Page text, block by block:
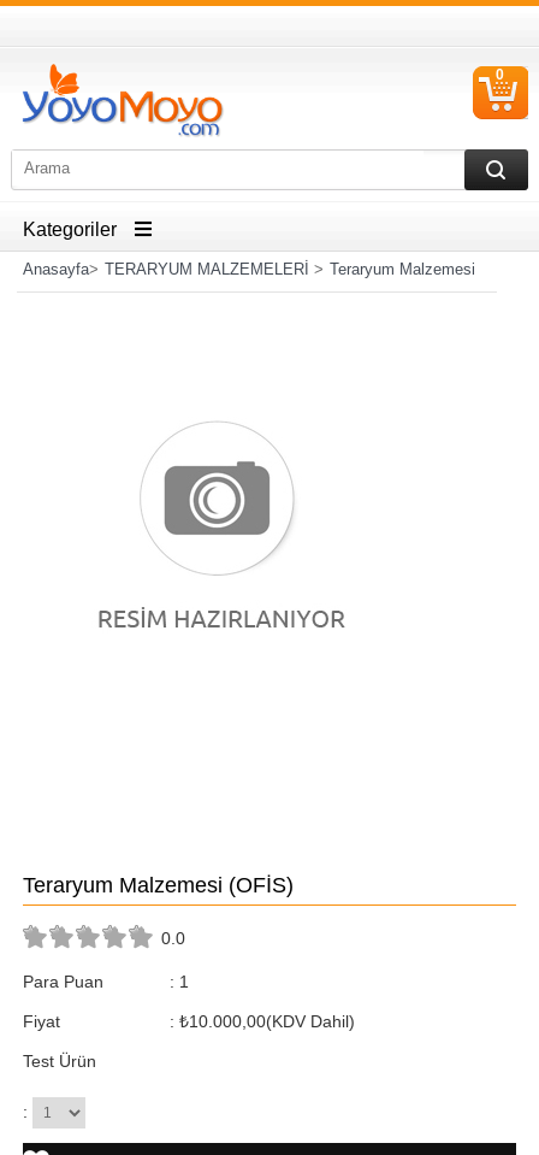
0
Kategoriler
Anasayfa> TERARYUM MALZEMELERİ > Teraryum Malzemesi
Teraryum Malzemesi (OFİS)
0.0
Para Puan : 1
Fiyat : ₺10.000,00(KDV Dahil)
Test Ürün
: